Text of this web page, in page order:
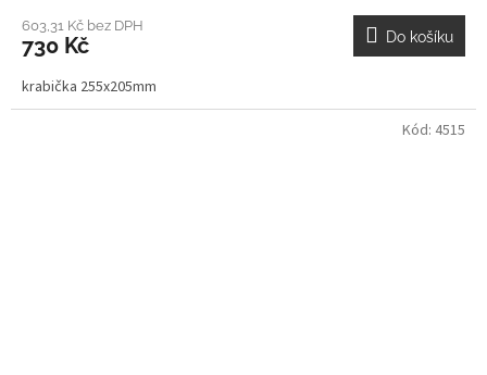
603,31 Kč bez DPH
730 Kč Do košíku
krabička 255x205mm
Kód: 4515